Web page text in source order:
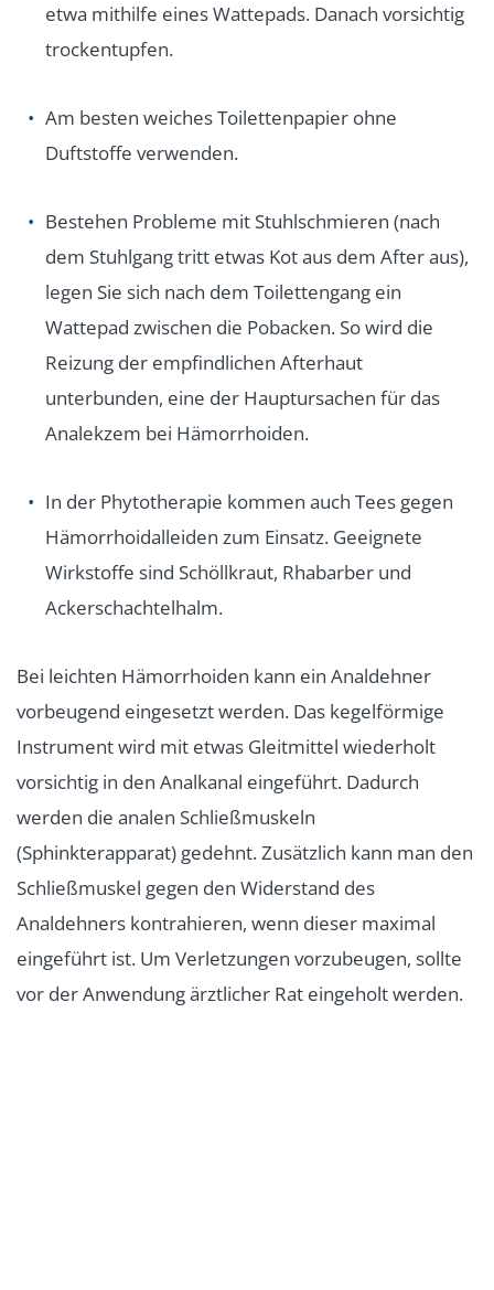
etwa mithilfe eines Wattepads. Danach vorsichtig
trockentupfen.
Am besten weiches Toilettenpapier ohne
Duftstoffe verwenden.
Bestehen Probleme mit Stuhlschmieren (nach
dem Stuhlgang tritt etwas Kot aus dem After aus),
legen Sie sich nach dem Toilettengang ein
Wattepad zwischen die Pobacken. So wird die
Reizung der empfindlichen Afterhaut
unterbunden, eine der Hauptursachen für das
Analekzem bei Hämorrhoiden.
In der Phytotherapie kommen auch Tees gegen
Hämorrhoidalleiden zum Einsatz. Geeignete
Wirkstoffe sind Schöllkraut, Rhabarber und
Ackerschachtelhalm.
Bei leichten Hämorrhoiden kann ein Analdehner
vorbeugend eingesetzt werden. Das kegelförmige
Instrument wird mit etwas Gleitmittel wiederholt
vorsichtig in den Analkanal eingeführt. Dadurch
werden die analen Schließmuskeln
(Sphinkterapparat) gedehnt. Zusätzlich kann man den
Schließmuskel gegen den Widerstand des
Analdehners kontrahieren, wenn dieser maximal
eingeführt ist. Um Verletzungen vorzubeugen, sollte
vor der Anwendung ärztlicher Rat eingeholt werden.